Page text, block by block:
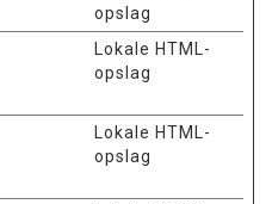
opslag
Lokale HTML-
opslag
Lokale HTML-
opslag